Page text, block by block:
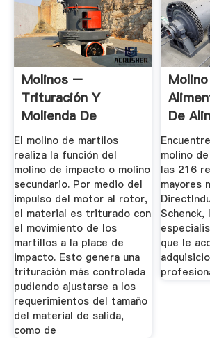
Molinos –
Trituración Y
Molienda De
El molino de martilos
realiza la función del
molino de impacto o molino
secundario. Por medio del
impulso del motor al rotor,
el material es triturado con
el movimiento de los
martillos a la place de
impacto. Esto genera una
trituración más controlada
pudiendo ajustarse a los
requerimientos del tamaño
del material de salida,
como de
De
molino
las 216
mayores
Schenck,
que le